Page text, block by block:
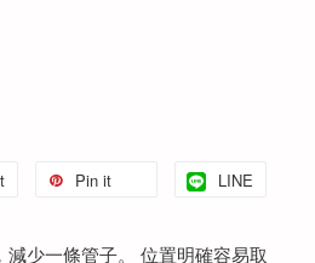
Pin it LINE
少一條管子。 位置明確容易取